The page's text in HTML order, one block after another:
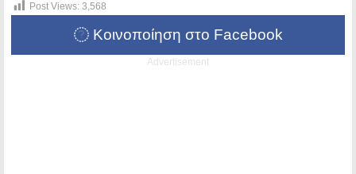
Post Views: 3,568
Κοινοποίηση στο Facebook
Advertisement